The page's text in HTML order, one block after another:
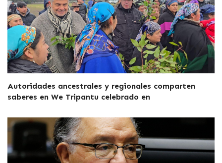
Autoridades ancestrales y regionales comparten
saberes en We Tripantu celebrado en